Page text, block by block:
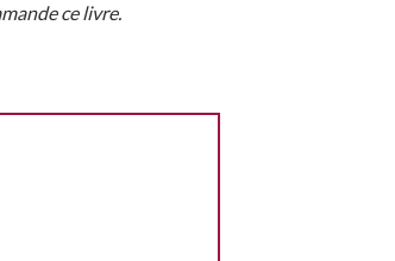
ce livre.